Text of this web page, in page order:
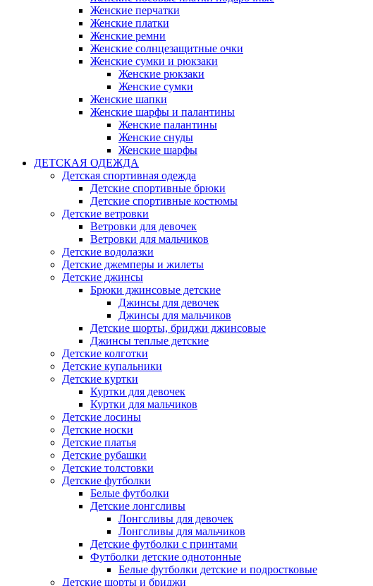
Женские перчатки
Женские платки
Женские ремни
Женские солнцезащитные очки
Женские сумки и рюкзаки
Женские рюкзаки
Женские сумки
Женские шапки
Женские шарфы и палантины
Женские палантины
Женские снуды
Женские шарфы
ДЕТСКАЯ ОДЕЖДА
Детская спортивная одежда
Детские спортивные брюки
Детские спортивные костюмы
Детские ветровки
Ветровки для девочек
Ветровки для мальчиков
Детские водолазки
Детские джемперы и жилеты
Детские джинсы
Брюки джинсовые детские
Джинсы для девочек
Джинсы для мальчиков
Детские шорты, бриджи джинсовые
Джинсы теплые детские
Детские колготки
Детские купальники
Детские куртки
Куртки для девочек
Куртки для мальчиков
Детские лосины
Детские носки
Детские платья
Детские рубашки
Детские толстовки
Детские футболки
Белые футболки
Детские лонгсливы
Лонгсливы для девочек
Лонгсливы для мальчиков
Детские футболки с принтами
Футболки детские однотонные
Белые футболки детские и подростковые
Детские шорты и бриджи